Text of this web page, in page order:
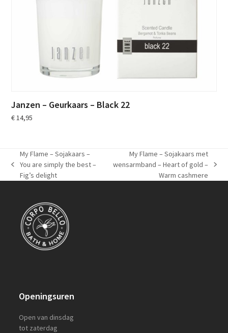
Janzen – Geurkaars – Black 22
€ 14,95
previous
post:
My Flame – Sojakaars –
You are simply the best –
Fig’s delight
next
post:
My Flame – Sojakaars met
wensarmband – Heart of gold –
Warm cashmere
Openingsuren
Open van dinsdag
tot zaterdag